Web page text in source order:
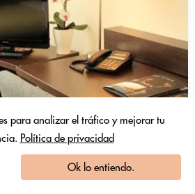
para analizar el tráfico y mejorar tu
Política de privacidad
Ok lo entiendo.